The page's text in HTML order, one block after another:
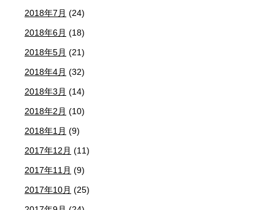
2018年7月 (24)
2018年6月 (18)
2018年5月 (21)
2018年4月 (32)
2018年3月 (14)
2018年2月 (10)
2018年1月 (9)
2017年12月 (11)
2017年11月 (9)
2017年10月 (25)